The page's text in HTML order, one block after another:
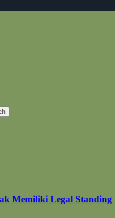
Memiliki Legal